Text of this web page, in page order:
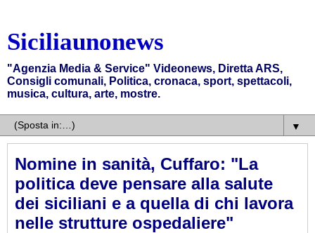
Siciliaunonews
"Agenzia Media & Service" Videonews, Diretta ARS,
Consigli comunali, Politica, cronaca, sport, spettacoli,
musica, cultura, arte, mostre.
▼
Nomine in sanità, Cuffaro: "La
politica deve pensare alla salute
dei siciliani e a quella di chi lavora
nelle strutture ospedaliere"